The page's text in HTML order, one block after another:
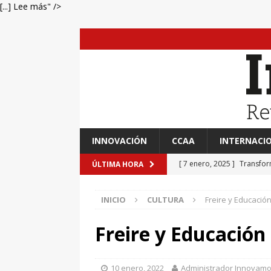
[...] Lee más" />
INNOVACIÓN CCAA
ÚLTIMA HORA [ 7 enero, 2025 ]
[ 7 enero, 2025 ]
Primaria Prof. Heliodoro
EVIDENCIAS
INICIO CULTURA Freire y Educación
Freire y Educación
10 enero, 2022 Administrador